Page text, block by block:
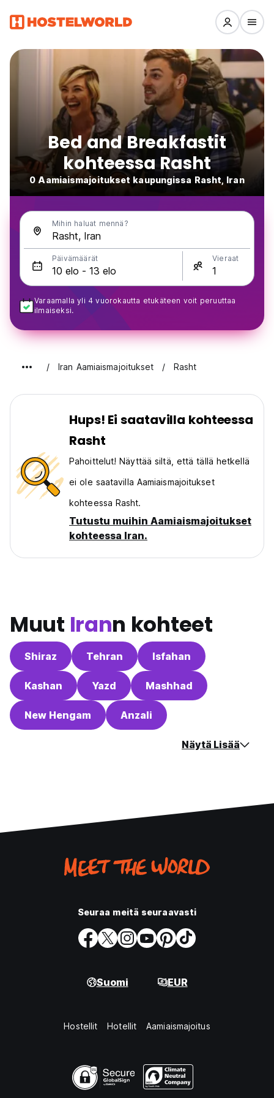
Bed and Breakfastit
kohteessa Rasht
0 Aamiaismajoitukset kaupungissa Rasht, Iran
Mihin haluat mennä?
Päivämäärät Vieraat
Varaamalla yli 4 vuorokautta etukäteen voit peruuttaa
ilmaiseksi.
Iran Aamiaismajoitukset Rasht
Hups! Ei saatavilla kohteessa
Rasht
Pahoittelut! Näyttää siltä, että tällä hetkellä
ei ole saatavilla Aamiaismajoitukset
kohteessa Rasht.
Tutustu muihin Aamiaismajoitukset
kohteessa Iran.
Muut Irann kohteet
Shiraz Tehran Isfahan
Kashan Yazd Mashhad
New Hengam Anzali
Näytä Lisää
Seuraa meitä seuraavasti
Suomi EUR
Hostellit Hotellit Aamiaismajoitus